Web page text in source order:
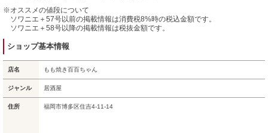
※オススメの値段について
ソワニエ＋57号以前の掲載情報は消費税8%時の税込金額です。
ソワニエ＋58号以降の掲載情報は税抜金額です。
ショップ基本情報
店名 もも焼き百百ちゃん
ジャンル 居酒屋
住所 福岡市博多区住吉4-11-14